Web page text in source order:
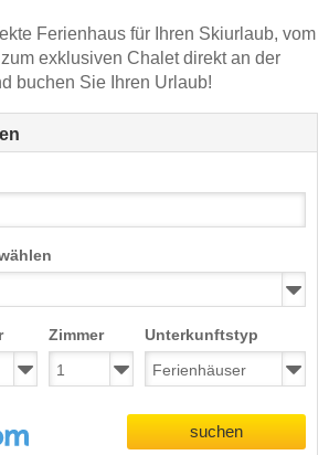
Ferienhaus für Ihren Skiurlaub, vom
exklusiven Chalet direkt an der
buchen Sie Ihren Urlaub!
Zimmer Unterkunftstyp
suchen